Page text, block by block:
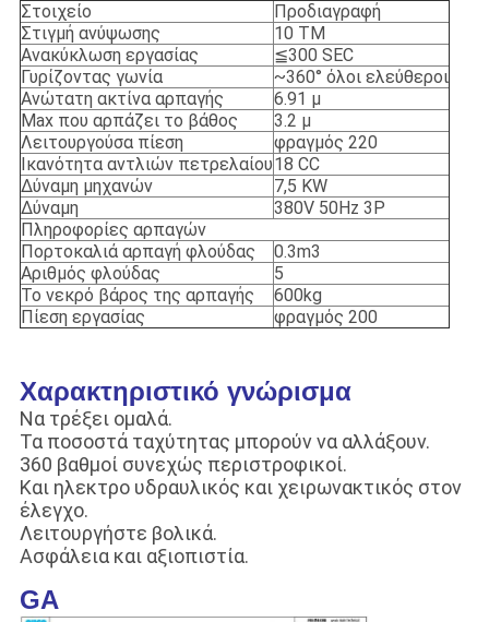
Στοιχείο
Προδιαγραφή
Στιγμή ανύψωσης
10 TM
Ανακύκλωση εργασίας
≦300 SEC
Γυρίζοντας γωνία
~360° όλοι ελεύθεροι
Ανώτατη ακτίνα αρπαγής
6.91 μ
Max που αρπάζει το βάθος
3.2 μ
Λειτουργούσα πίεση
φραγμός 220
Ικανότητα αντλιών πετρελαίου18 CC
Δύναμη μηχανών
7,5 KW
Δύναμη
380V 50Hz 3P
Πληροφορίες αρπαγών
Πορτοκαλιά αρπαγή φλούδας
0.3m3
Αριθμός φλούδας
5
Το νεκρό βάρος της αρπαγής
600kg
Πίεση εργασίας
φραγμός 200
Χαρακτηριστικό γνώρισμα
Να τρέξει ομαλά.
Τα ποσοστά ταχύτητας μπορούν να αλλάξουν.
360 βαθμοί συνεχώς περιστροφικοί.
Και ηλεκτρο υδραυλικός και χειρωνακτικός στον
έλεγχο.
Λειτουργήστε βολικά.
Ασφάλεια και αξιοπιστία.
GA